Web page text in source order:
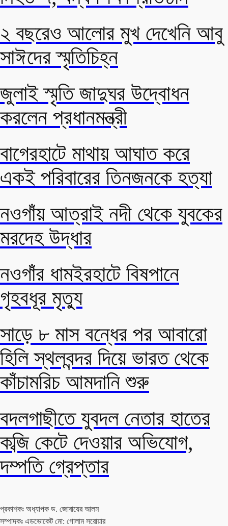
২ বছরেও আলোর মুখ দেখেনি আবু
সাঈদের স্মৃতিচিহ্ন
জুলাই স্মৃতি জাদুঘর উদ্বোধন
করলেন প্রধানমন্ত্রী
বাগেরহাটে মাথায় আঘাত করে
একই পরিবারের তিনজনকে হত্যা
নওগাঁয় আত্রাই নদী থেকে যুবকের
মরদেহ উদ্ধার
নওগাঁর ধামইরহাটে বিষপানে
গৃহবধূর মৃত্যু
সাড়ে ৮ মাস বন্ধের পর আবারো
হিলি স্থলবন্দর দিয়ে ভারত থেকে
কাঁচামরিচ আমদানি শুরু
বদলগাছীতে যুবদল নেতার হাতের
কব্জি কেটে দেওয়ার অভিযোগ,
দম্পতি গ্রেপ্তার
প্রকাশকঃ অধ্যাপক ড. জোবায়ের আলম
সম্পাদকঃ এডভোকেট মো: গোলাম সরোয়ার